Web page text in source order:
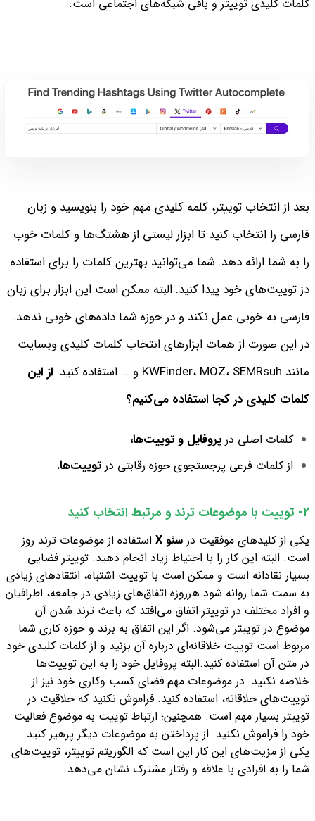
کلمات کلیدی توییتر و باقی شبکه‌های اجتماعی است.
بعد از انتخاب توییتر، کلمه کلیدی مهم خود را بنویسید و زبان
فارسی را انتخاب کنید تا ابزار لیستی از هشتگ‌ها و کلمات خوب
را به شما ارائه دهد. شما می‌توانید بهترین کلمات را برای استفاده
دز توییت‌های خود پیدا کنید. البته ممکن است این ابزار برای زبان
فارسی به خوبی عمل نکند و در حوزه شما داده‌های خوبی ندهد.
در این صورت از همات ابزارهای انتخاب کلمات کلیدی وبسایت
مانند KWFinder، MOZ، SEMRsuh و ... استفاده کنید.
از این
کلمات کلیدی در کجا استفاده می‌کنیم؟
کلمات اصلی درپروفایل و توییت‌ها،
از کلمات فرعی پرجستجوی حوزه رقابتی درتوییت‌ها.
۲- توییت با موضوعات ترند و مرتبط انتخاب کنید
یکی از کلیدهای موفقیت در سئو X
استفاده از موضوعات ترند روز
است. البته این کار را با احتیاط زیاد انجام دهید. توییتر فضایی
بسیار نقادانه است و ممکن است با توییت اشتباه، انتقادهای زیادی
به سمت شما روانه شود.هرروزه اتفاق‌های زیادی در جامعه، اطرافیان
و افراد مختلف در توییتر اتفاق می‌افتد که باعث ترند شدن آن
موضوع در توییتر می‌شود. اگر این اتفاق به برند و حوزه کاری شما
مربوط است توییت خلاقانه‌ای درباره آن بزنید و از کلمات کلیدی خود
در متن آن استفاده کنید.البته پروفایل خود را به این توییت‌ها
خلاصه نکنید. در موضوعات مهم فضای کسب وکاری خود نیز از
توییت‌های خلاقانه‌، استفاده کنید. فراموش نکنید که خلاقیت در
توییتر بسیار مهم است. همچنین؛ ارتباط توییت به موضوع فعالیت
خود را فراموش نکنید. از پرداختن به موضوعات دیگر پرهیز کنید.
یکی از مزیت‌های این کار این است که الگوریتم توییتر، توییت‌های
شما را به افرادی با علاقه و رفتار مشترک نشان می‌دهد.